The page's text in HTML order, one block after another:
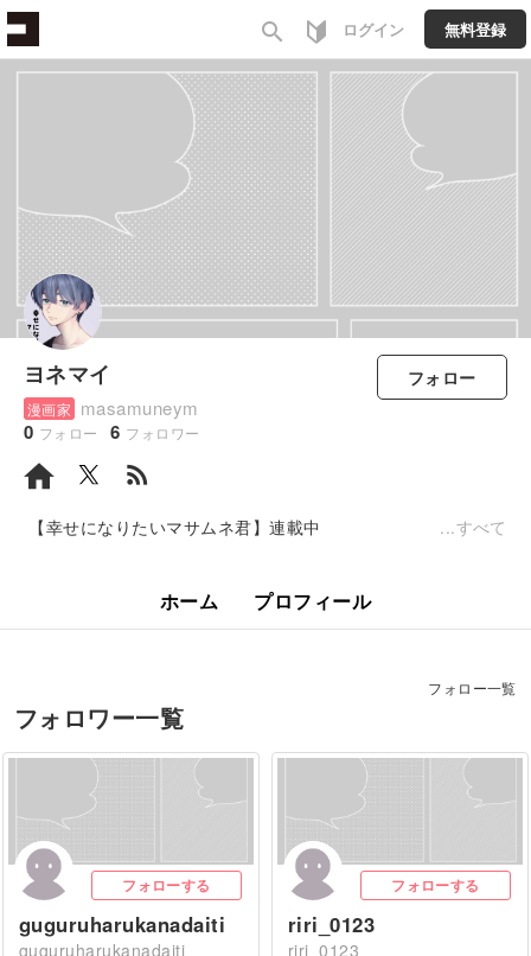
search ログイン 無料登録
ヨネマイ
漫画家 masamuneym
0 フォロー 6 フォロワー
フォロー
rss_feed
【幸せになりたいマサムネ君】連載中 すべて
ホーム プロフィール
フォロワー一覧
フォロー一覧
フォローする
guguruharukanadaiti
guguruharukanadaiti
フォローする
riri_0123
riri_0123